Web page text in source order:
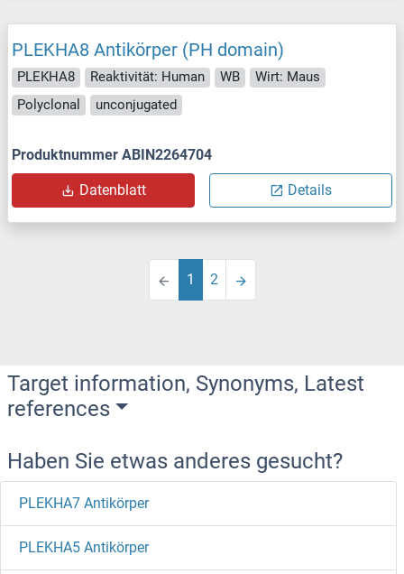
PLEKHA8 Antikörper (PH domain)
PLEKHA8 Reaktivität: Human WB
Wirt: Maus
Polyclonal
unconjugated
Produktnummer ABIN2264704
Datenblatt Details
1 2
Target information, Synonyms, Latest
references
Haben Sie etwas anderes gesucht?
PLEKHA7 Antikörper
PLEKHA5 Antikörper